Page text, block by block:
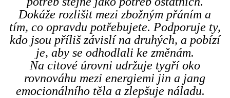
Dokáže rozlišit mezi zbožným přáním a
tím, co opravdu potřebujete. Podporuje ty,
kdo jsou příliš závislí na druhých, a pobízí
je, aby se odhodlali ke změnám.
Na citové úrovni udržuje tygří oko
rovnováhu mezi energiemi jin a jang
emocionálního těla a zlepšuje náladu.